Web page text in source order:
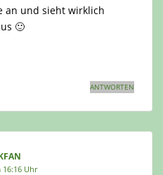
an und sieht wirklich
🙂
ANTWORTEN
16:16 Uhr